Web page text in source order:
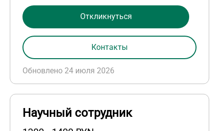
Обновлено 24 июля 2026
Откликнуться
Контакты
Научный сотрудник